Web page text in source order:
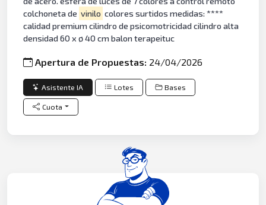
colchoneta de vinilo colores surtidos medidas: ****
calidad premium cilindro de psicomotricidad cilindro alta
densidad 60 x ø 40 cm balon terapeituc
Apertura de Propuestas: 24/04/2026
Asistente IA Lotes Bases
Cuota